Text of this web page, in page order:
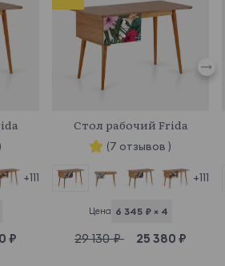
+111
₽
Стол рабочий Frida
(7 отзывов )
+111
Цена 6 345 ₽ × 4
29 130 ₽ 25 380 ₽